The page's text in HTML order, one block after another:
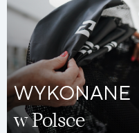
WYKONANE
w Polsce